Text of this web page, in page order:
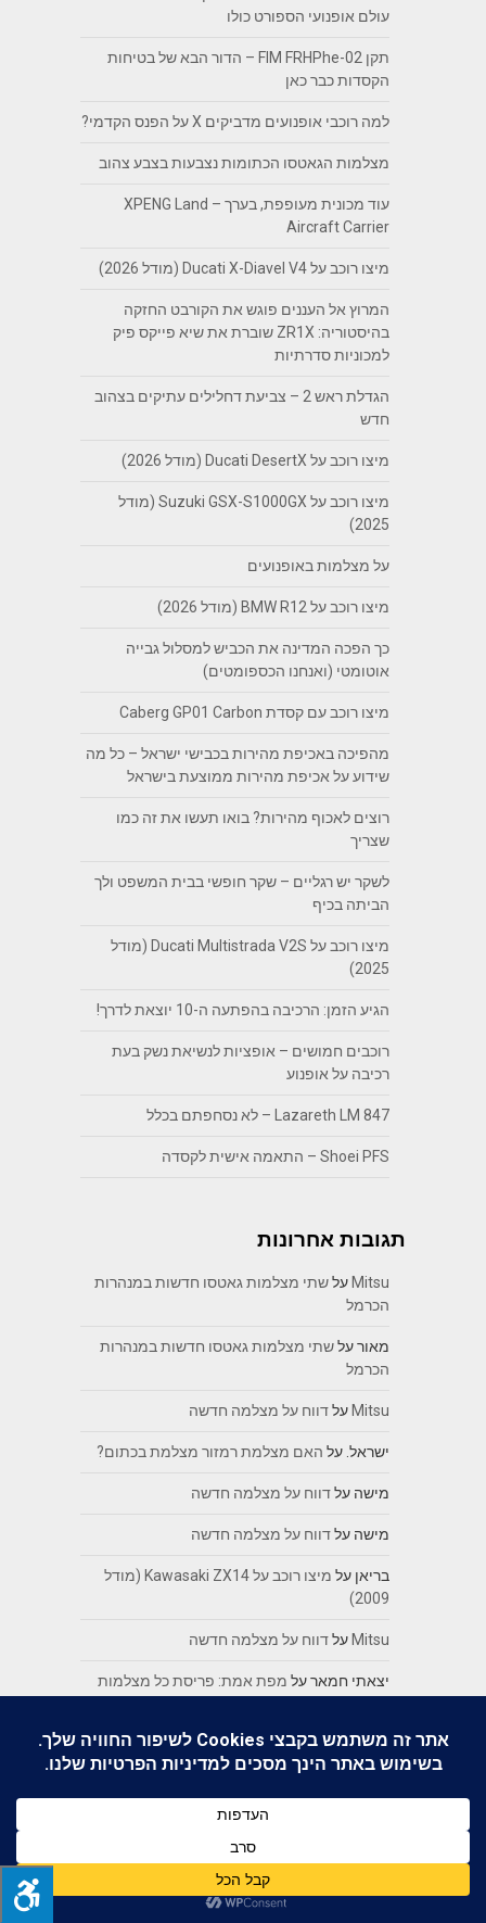
עולם אופנועי הספורט כולו
תקן FIM FRHPhe-02 – הדור הבא של בטיחות
הקסדות כבר כאן
למה רוכבי אופנועים מדביקים X על הפנס הקדמי?
מצלמות הגאטסו הכתומות נצבעות בצבע צהוב
עוד מכונית מעופפת, בערך – XPENG Land
Aircraft Carrier
מיצו רוכב על Ducati X-Diavel V4 (מודל 2026)
המרוץ אל העננים פוגש את הקורבט החזקה
בהיסטוריה: ZR1X שוברת את שיא פייקס פיק
למכוניות סדרתיות
הגדלת ראש 2 – צביעת דחלילים עתיקים בצהוב
חדש
מיצו רוכב על Ducati DesertX (מודל 2026)
מיצו רוכב על Suzuki GSX-S1000GX (מודל
2025)
על מצלמות באופנועים
מיצו רוכב על BMW R12 (מודל 2026)
כך הפכה המדינה את הכביש למסלול גבייה
אוטומטי (ואנחנו הכספומטים)
מיצו רוכב עם קסדת Caberg GP01 Carbon
מהפיכה באכיפת מהירות בכבישי ישראל – כל מה
שידוע על אכיפת מהירות ממוצעת בישראל
רוצים לאכוף מהירות? בואו תעשו את זה כמו
שצריך
לשקר יש רגליים – שקר חופשי בבית המשפט ולך
הביתה בכיף
מיצו רוכב על Ducati Multistrada V2S (מודל
2025)
הגיע הזמן: הרכיבה בהפתעה ה-10 יוצאת לדרך!
רוכבים חמושים – אופציות לנשיאת נשק בעת
רכיבה על אופנוע
Lazareth LM 847 – לא נסחפתם בכלל
Shoei PFS – התאמה אישית לקסדה
תגובות אחרונות
Mitsu עלשתי מצלמות גאטסו חדשות במנהרות
הכרמל
מאורעלשתי מצלמות גאטסו חדשות במנהרות
הכרמל
Mitsu עלדווח על מצלמה חדשה
ישראל. על האם מצלמת רמזור מצלמת בכתום?
מישה עלדווח על מצלמה חדשה
מישה עלדווח על מצלמה חדשה
בריאן על
מיצו רוכב על Kawasaki ZX14 (מודל
2009)
Mitsu עלדווח על מצלמה חדשה
יצאתי חמארעל מפת אמת: פריסת כל מצלמות
נתפסתיעלדווח על מצלמה חדשה
אתרי אינטרנט(5)